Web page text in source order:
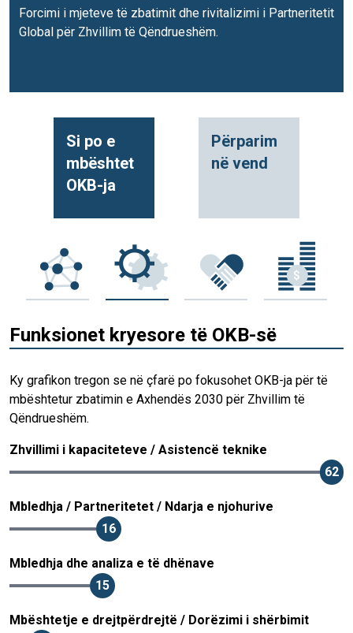
Forcimi i mjeteve të zbatimit dhe rivitalizimi i Partneritetit
Global për Zhvillim të Qëndrueshëm.
Si po e
mbështet
OKB-ja
Përparim
në vend
Funksionet kryesore të OKB-së
Ky grafikon tregon se në çfarë po fokusohet OKB-ja për të
mbështetur zbatimin e Axhendës 2030 për Zhvillim të
Qëndrueshëm.
Zhvillimi i kapaciteteve / Asistencë teknike
62
Mbledhja / Partneritetet / Ndarja e njohurive
16
Mbledhja dhe analiza e të dhënave
15
Mbështetje e drejtpërdrejtë / Dorëzimi i shërbimit